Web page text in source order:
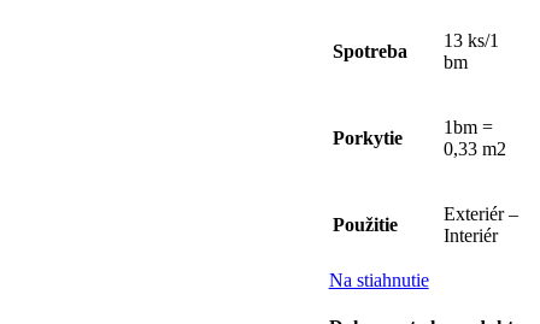
Spotreba
13 ks/1
bm
Porkytie
1bm =
0,33 m2
Použitie
Exteriér –
Interiér
Na stiahnutie